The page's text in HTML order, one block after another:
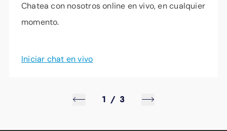
Chatea con nosotros online en vivo, en cualquier
momento.
Iniciar chat en vivo
1 / 3